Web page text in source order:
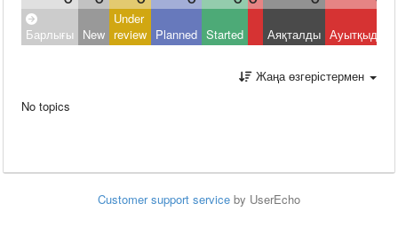
Барлығы New
Under
review Planned Started Аяқталды Ауытқыды
Жаңа өзгерістермен
No topics
Customer support service by UserEcho